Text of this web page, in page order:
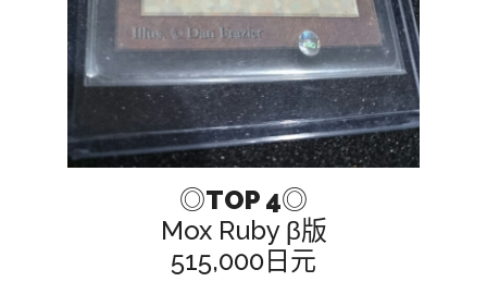
◎TOP 4◎
Mox Ruby β版
515,000日元